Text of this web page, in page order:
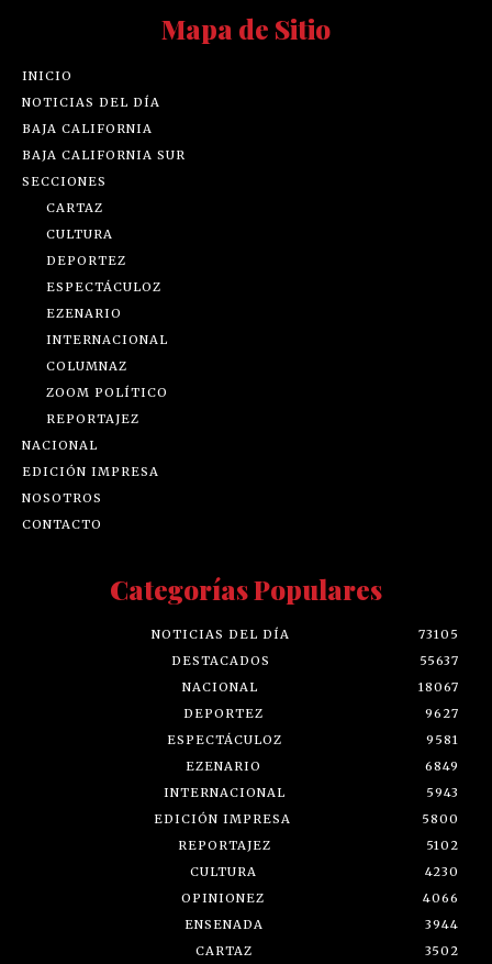
Mapa de Sitio
INICIO
NOTICIAS DEL DÍA
BAJA CALIFORNIA
BAJA CALIFORNIA SUR
SECCIONES
CARTAZ
CULTURA
DEPORTEZ
ESPECTÁCULOZ
EZENARIO
INTERNACIONAL
COLUMNAZ
ZOOM POLÍTICO
REPORTAJEZ
NACIONAL
EDICIÓN IMPRESA
NOSOTROS
CONTACTO
Categorías Populares
NOTICIAS DEL DÍA
73105
DESTACADOS
55637
NACIONAL
18067
DEPORTEZ
9627
ESPECTÁCULOZ
9581
EZENARIO
6849
INTERNACIONAL
5943
EDICIÓN IMPRESA
5800
REPORTAJEZ
5102
CULTURA
4230
OPINIONEZ
4066
ENSENADA
3944
CARTAZ
3502